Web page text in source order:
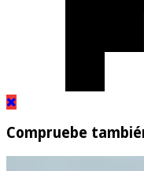
Compruebe